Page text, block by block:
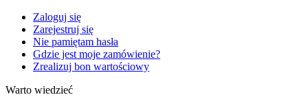
Zaloguj się
Zarejestruj się
Nie pamiętam hasła
Gdzie jest moje zamówienie?
Zrealizuj bon wartościowy
Warto wiedzieć